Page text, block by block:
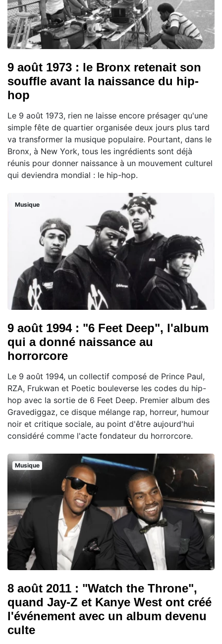
9 août 1973 : le Bronx retenait son
souffle avant la naissance du hip-
hop
Le 9 août 1973, rien ne laisse encore présager qu'une
simple fête de quartier organisée deux jours plus tard
va transformer la musique populaire. Pourtant, dans le
Bronx, à New York, tous les ingrédients sont déjà
réunis pour donner naissance à un mouvement culturel
qui deviendra mondial : le hip-hop.
Musique
9 août 1994 : "6 Feet Deep", l'album
qui a donné naissance au
horrorcore
Le 9 août 1994, un collectif composé de Prince Paul,
RZA, Frukwan et Poetic bouleverse les codes du hip-
hop avec la sortie de 6 Feet Deep. Premier album des
Gravediggaz, ce disque mélange rap, horreur, humour
noir et critique sociale, au point d'être aujourd'hui
considéré comme l'acte fondateur du horrorcore.
Musique
8 août 2011 : "Watch the Throne",
quand Jay-Z et Kanye West ont créé
l'événement avec un album devenu
culte